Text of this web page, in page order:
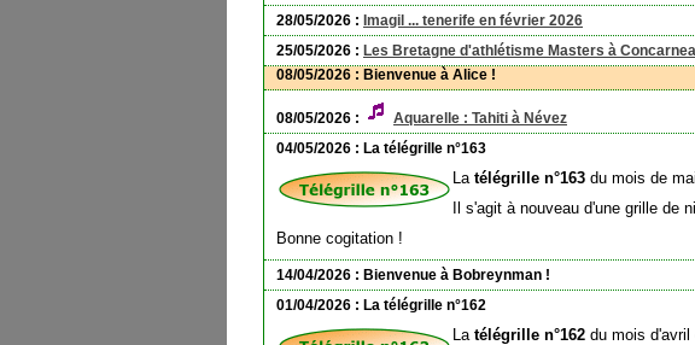
28/05/2026 : Imagil ... tenerife en février 2026
25/05/2026 : Les Bretagne d'athlétisme Masters à
08/05/2026 : Bienvenue à Alice !
08/05/2026 :
Aquarelle : Tahiti à Névez
04/05/2026 : La télégrille n°163
La télégrille n°163 du mois de
Il s'agit à nouveau d'une grille de
Bonne cogitation !
14/04/2026 : Bienvenue à Bobreynman !
01/04/2026 : La télégrille n°162
La télégrille n°162 du mois